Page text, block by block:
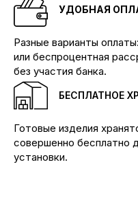
УДОБНАЯ
Разные варианты
или беспроцентная
без участия банка.
БЕСПЛАТНОЕ
Готовые изделия
совершенно бесплатно
установки.
КАТАЛОГ
КОНТАКТЫ
+7 (904) 895-23-34 Бадалык
+7 (904) 895-53-34 Бадалык
+7 (904) 894-02-22
Наши адреса:
Красноярск, ул.Ремесленная,
Дивногорск, ул. Заводская,